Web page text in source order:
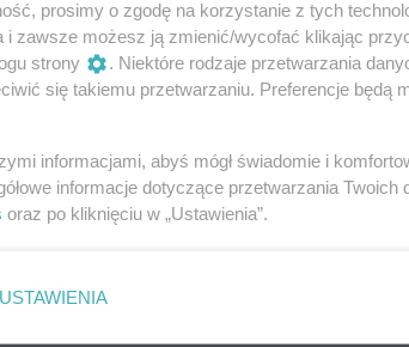
prosimy o zgodę na korzystanie z tych
i zawsze możesz ją zmienić/wycofać klikając
strony
. Niektóre rodzaje przetwarzania
się takiemu przetwarzaniu. Preferencje będą
informacjami, abyś mógł świadomie i
informacje dotyczące przetwarzania Twoich
oraz po kliknięciu w „Ustawienia”.
USTAWIENIA